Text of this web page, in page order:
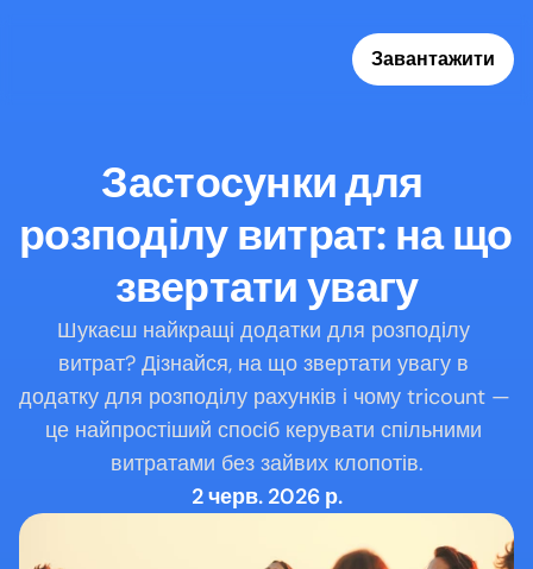
Завантажити
Застосунки для
розподілу витрат: на що
звертати увагу
Шукаєш найкращі додатки для розподілу
витрат? Дізнайся, на що звертати увагу в
додатку для розподілу рахунків і чому tricount —
це найпростіший спосіб керувати спільними
витратами без зайвих клопотів.
2 черв. 2026 р.